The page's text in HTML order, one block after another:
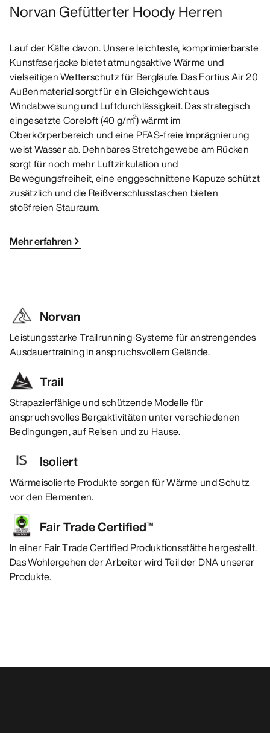
Norvan Gefütterter Hoody Herren
Lauf der Kälte davon. Unsere leichteste, komprimierbarste
Kunstfaserjacke bietet atmungsaktive Wärme und
vielseitigen Wetterschutz für Bergläufe. Das Fortius Air 20
Außenmaterial sorgt für ein Gleichgewicht aus
Windabweisung und Luftdurchlässigkeit. Das strategisch
eingesetzte Coreloft (40 g/m²) wärmt im
Oberkörperbereich und eine PFAS-freie Imprägnierung
weist Wasser ab. Dehnbares Stretchgewebe am Rücken
sorgt für noch mehr Luftzirkulation und
Bewegungsfreiheit, eine enggeschnittene Kapuze schützt
zusätzlich und die Reißverschlusstaschen bieten
stoßfreien Stauraum.
Mehr erfahren
Norvan
Leistungsstarke Trailrunning-Systeme für anstrengendes
Ausdauertraining in anspruchsvollem Gelände.
Trail
Strapazierfähige und schützende Modelle für
anspruchsvolles Bergaktivitäten unter verschiedenen
Bedingungen, auf Reisen und zu Hause.
Isoliert
Wärmeisolierte Produkte sorgen für Wärme und Schutz
vor den Elementen.
Fair Trade Certified™
In einer Fair Trade Certified Produktionsstätte hergestellt.
Das Wohlergehen der Arbeiter wird Teil der DNA unserer
Produkte.